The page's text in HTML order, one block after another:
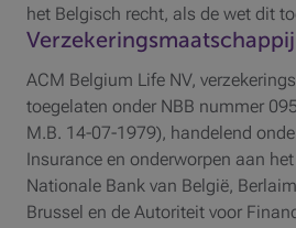
het Belgisch recht, als de wet dit
Verzekeringsmaatschappij
ACM Belgium Life NV,
toegelaten onder NBB nummer
M.B. 14-07-1979), handelend
Insurance en onderworpen aan
Nationale Bank van België,
Brussel en de Autoriteit voor